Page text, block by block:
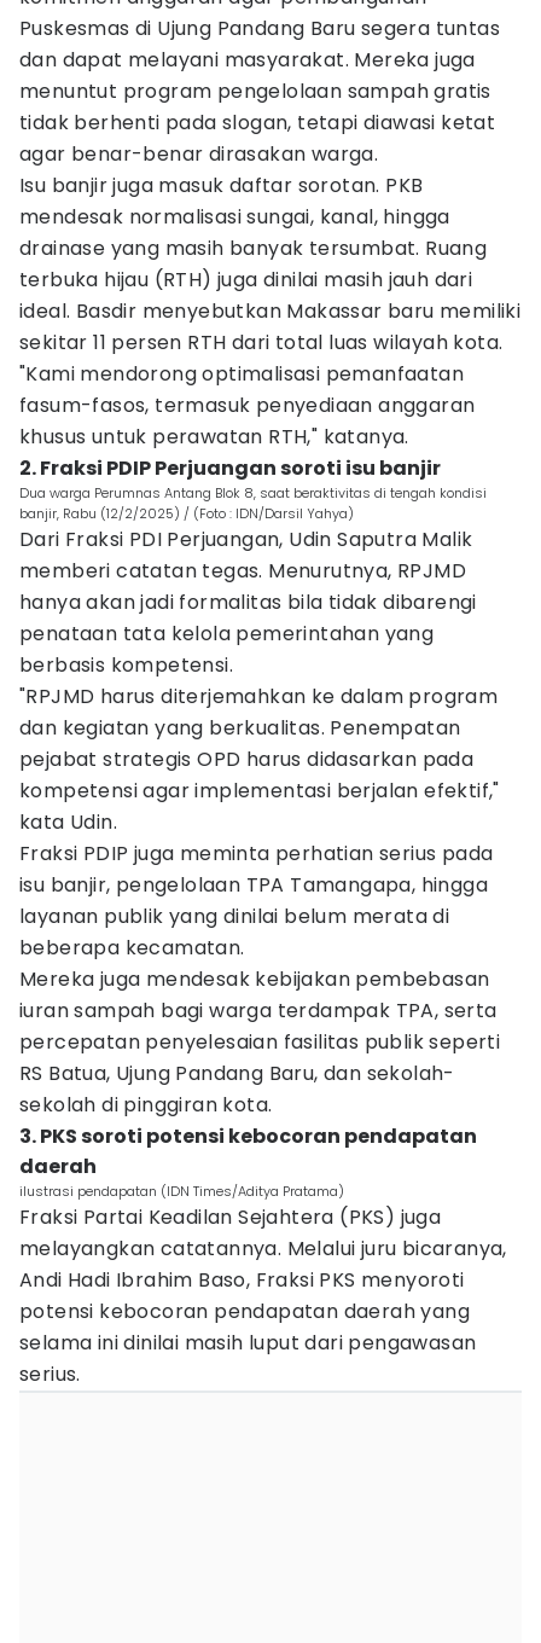
Puskesmas di Ujung Pandang Baru segera tuntas
dan dapat melayani masyarakat. Mereka juga
menuntut program pengelolaan sampah gratis
tidak berhenti pada slogan, tetapi diawasi ketat
agar benar-benar dirasakan warga.
Isu banjir juga masuk daftar sorotan. PKB
mendesak normalisasi sungai, kanal, hingga
drainase yang masih banyak tersumbat. Ruang
terbuka hijau (RTH) juga dinilai masih jauh dari
ideal. Basdir menyebutkan Makassar baru memiliki
sekitar 11 persen RTH dari total luas wilayah kota.
"Kami mendorong optimalisasi pemanfaatan
fasum-fasos, termasuk penyediaan anggaran
khusus untuk perawatan RTH," katanya.
2. Fraksi PDIP Perjuangan soroti isu banjir
Dua warga Perumnas Antang Blok 8, saat beraktivitas di tengah kondisi
banjir, Rabu (12/2/2025) / (Foto : IDN/Darsil Yahya)
Dari Fraksi PDI Perjuangan, Udin Saputra Malik
memberi catatan tegas. Menurutnya, RPJMD
hanya akan jadi formalitas bila tidak dibarengi
penataan tata kelola pemerintahan yang
berbasis kompetensi.
"RPJMD harus diterjemahkan ke dalam program
dan kegiatan yang berkualitas. Penempatan
pejabat strategis OPD harus didasarkan pada
kompetensi agar implementasi berjalan efektif,"
kata Udin.
Fraksi PDIP juga meminta perhatian serius pada
isu banjir, pengelolaan TPA Tamangapa, hingga
layanan publik yang dinilai belum merata di
beberapa kecamatan.
Mereka juga mendesak kebijakan pembebasan
iuran sampah bagi warga terdampak TPA, serta
percepatan penyelesaian fasilitas publik seperti
RS Batua, Ujung Pandang Baru, dan sekolah-
sekolah di pinggiran kota.
3. PKS soroti potensi kebocoran pendapatan
daerah
ilustrasi pendapatan (IDN Times/Aditya Pratama)
Fraksi Partai Keadilan Sejahtera (PKS) juga
melayangkan catatannya. Melalui juru bicaranya,
Andi Hadi Ibrahim Baso, Fraksi PKS menyoroti
potensi kebocoran pendapatan daerah yang
selama ini dinilai masih luput dari pengawasan
serius.